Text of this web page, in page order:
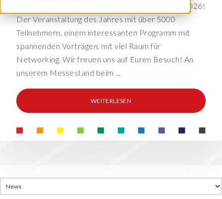
Wir sind dabei auf dem DSAG-Jahreskongress 2026!
Der Veranstaltung des Jahres mit über 5000
Teilnehmern, einem interessanten Programm mit
spannenden Vorträgen, mit viel Raum für
Networking. Wir freuen uns auf Euren Besuch! An
unserem Messestand beim ...
WEITERLESEN